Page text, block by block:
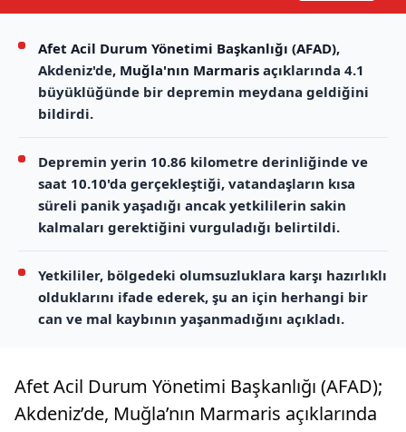
Afet Acil Durum Yönetimi Başkanlığı (AFAD),
Akdeniz'de, Muğla'nın Marmaris açıklarında 4.1
büyüklüğünde bir depremin meydana geldiğini
bildirdi.
Depremin yerin 10.86 kilometre derinliğinde ve
saat 10.10'da gerçekleştiği, vatandaşların kısa
süreli panik yaşadığı ancak yetkililerin sakin
kalmaları gerektiğini vurguladığı belirtildi.
Yetkililer, bölgedeki olumsuzluklara karşı hazırlıklı
olduklarını ifade ederek, şu an için herhangi bir
can ve mal kaybının yaşanmadığını açıkladı.
Afet Acil Durum Yönetimi Başkanlığı (AFAD);
Akdeniz’de, Muğla’nın Marmaris açıklarında